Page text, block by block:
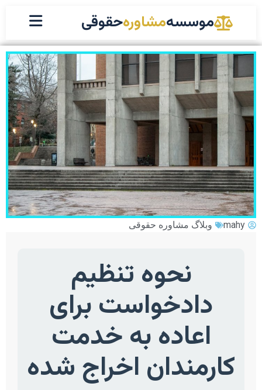
موسسهمشاورهحقوقی
mahy وبلاگ مشاوره حقوقی
نحوه تنظیم
دادخواست برای
اعاده به خدمت
کارمندان اخراج شده